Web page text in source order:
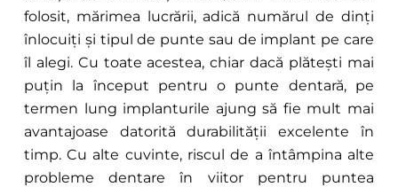
folosit, mărimea lucrării, adică numărul de dinți
înlocuiți și tipul de punte sau de implant pe care
îl alegi. Cu toate acestea, chiar dacă plătești mai
puțin la început pentru o punte dentară, pe
termen lung implanturile ajung să fie mult mai
avantajoase datorită durabilității excelente în
timp. Cu alte cuvinte, riscul de a întâmpina alte
probleme dentare în viitor pentru puntea